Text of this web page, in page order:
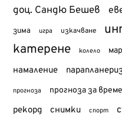
доц. Сандю Бешев
зима игра изкачване
катерене колело
намаление
прогноза прогноза за
рекорд снимки спорт